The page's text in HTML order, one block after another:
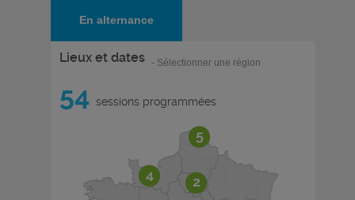
En alternance
Lieux et dates - Sélectionner une région
54 sessions programmées
4 2
5